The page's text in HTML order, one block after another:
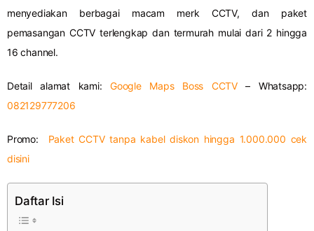
menyediakan berbagai macam merk CCTV, dan paket
pemasangan CCTV terlengkap dan termurah mulai dari 2 hingga
16 channel.
Detail alamat kami:Google Maps Boss CCTV– Whatsapp:
082129777206
Promo: Paket CCTV tanpa kabel diskon hingga 1.000.000 cek
disini
Daftar Isi